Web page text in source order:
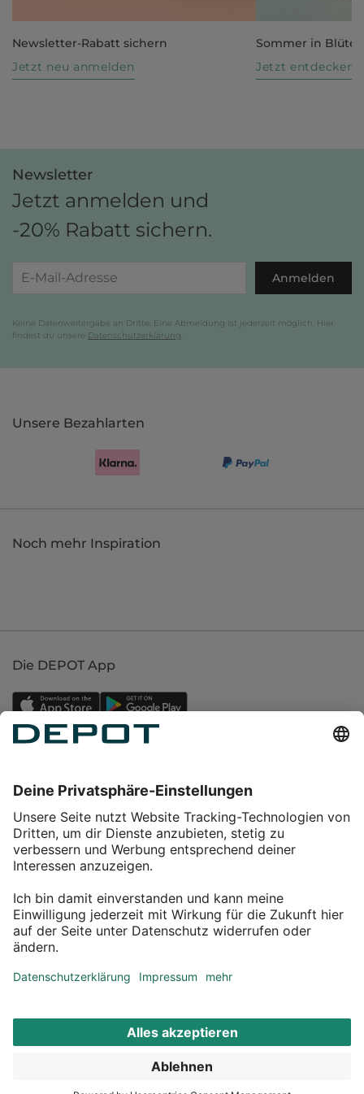
Newsletter-Rabatt sichern
Jetzt neu anmelden
Sommer in Blüte
Jetzt entdecken
Newsletter
Jetzt anmelden und
-20% Rabatt sichern.
Anmelden
Keine Datenweitergabe an Dritte. Eine Abmeldung ist jederzeit möglich. Hier
findest du unsere Datenschutzerklärung
Unsere Bezahlarten
Noch mehr Inspiration
Die DEPOT App
Service
Über DEPOT
Kontakt
Aktionsbedingungen